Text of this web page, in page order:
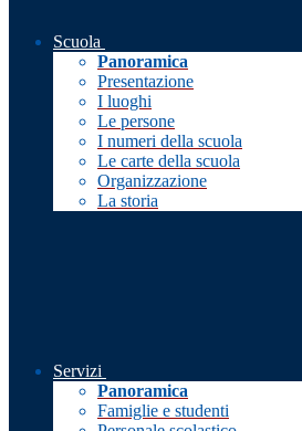
Scuola
Panoramica
Presentazione
I luoghi
Le persone
I numeri della scuola
Le carte della scuola
Organizzazione
La storia
Servizi
Panoramica
Famiglie e studenti